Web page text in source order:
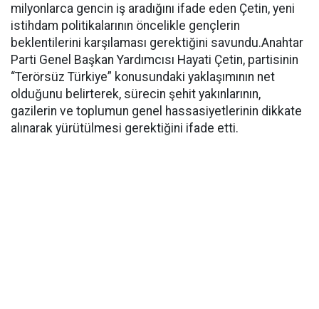
milyonlarca gencin iş aradığını ifade eden Çetin, yeni
istihdam politikalarının öncelikle gençlerin
beklentilerini karşılaması gerektiğini savundu.Anahtar
Parti Genel Başkan Yardımcısı Hayati Çetin, partisinin
“Terörsüz Türkiye” konusundaki yaklaşımının net
olduğunu belirterek, sürecin şehit yakınlarının,
gazilerin ve toplumun genel hassasiyetlerinin dikkate
alınarak yürütülmesi gerektiğini ifade etti.